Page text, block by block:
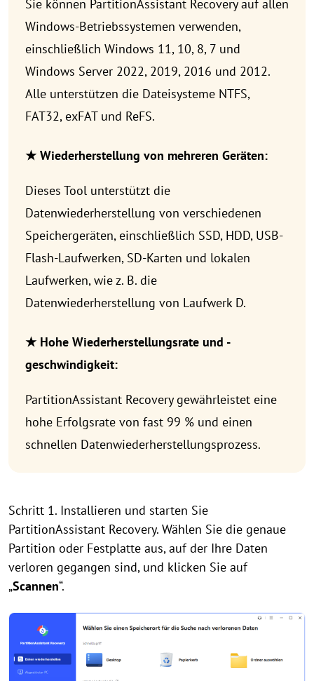
Sie können PartitionAssistant Recovery auf allen
Windows-Betriebssystemen verwenden,
einschließlich Windows 11, 10, 8, 7 und
Windows Server 2022, 2019, 2016 und 2012.
Alle unterstützen die Dateisysteme NTFS,
FAT32, exFAT und ReFS.
★ Wiederherstellung von mehreren Geräten:
Dieses Tool unterstützt die
Datenwiederherstellung von verschiedenen
Speichergeräten, einschließlich SSD, HDD, USB-
Flash-Laufwerken, SD-Karten und lokalen
Laufwerken, wie z. B. die
Datenwiederherstellung von Laufwerk D.
★ Hohe Wiederherstellungsrate und -
geschwindigkeit:
PartitionAssistant Recovery gewährleistet eine
hohe Erfolgsrate von fast 99 % und einen
schnellen Datenwiederherstellungsprozess.
Schritt 1. Installieren und starten Sie
PartitionAssistant Recovery. Wählen Sie die genaue
Partition oder Festplatte aus, auf der Ihre Daten
verloren gegangen sind, und klicken Sie auf
„Scannen“.